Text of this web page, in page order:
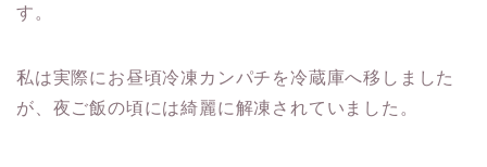
す。
私は実際にお昼頃冷凍カンパチを冷蔵庫へ移しました
が、夜ご飯の頃には綺麗に解凍されていました。